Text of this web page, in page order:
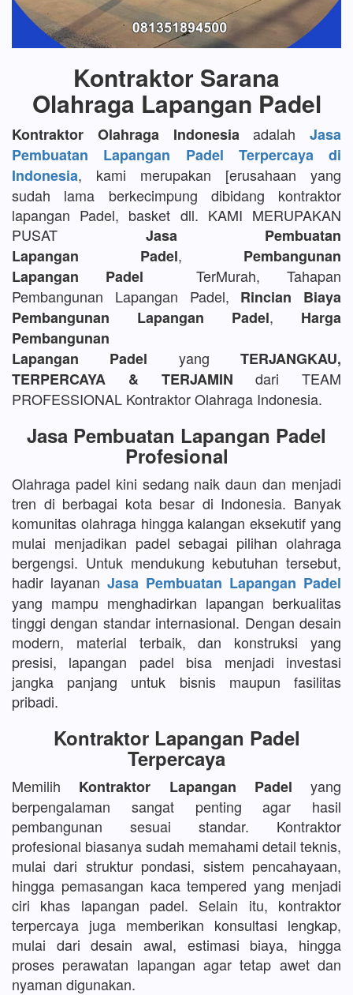
Kontraktor Sarana
Olahraga Lapangan Padel
Kontraktor Olahraga Indonesia adalah Jasa
Pembuatan Lapangan Padel Terpercaya di
Indonesia, kami merupakan [erusahaan yang
sudah lama berkecimpung dibidang kontraktor
lapangan Padel, basket dll. KAMI MERUPAKAN
PUSAT Jasa Pembuatan
Lapangan Padel, Pembangunan
Lapangan Padel TerMurah, Tahapan
Pembangunan Lapangan Padel, Rincian Biaya
Pembangunan Lapangan Padel, Harga
Pembangunan
Lapangan Padel yangTERJANGKAU,
TERPERCAYA & TERJAMIN dari TEAM
PROFESSIONAL Kontraktor Olahraga Indonesia.
Jasa Pembuatan Lapangan Padel
Profesional
Olahraga padel kini sedang naik daun dan menjadi
tren di berbagai kota besar di Indonesia. Banyak
komunitas olahraga hingga kalangan eksekutif yang
mulai menjadikan padel sebagai pilihan olahraga
bergengsi. Untuk mendukung kebutuhan tersebut,
hadir layanan Jasa Pembuatan Lapangan Padel
yang mampu menghadirkan lapangan berkualitas
tinggi dengan standar internasional. Dengan desain
modern, material terbaik, dan konstruksi yang
presisi, lapangan padel bisa menjadi investasi
jangka panjang untuk bisnis maupun fasilitas
pribadi.
Kontraktor Lapangan Padel
Terpercaya
Memilih Kontraktor Lapangan Padel yang
berpengalaman sangat penting agar hasil
pembangunan sesuai standar. Kontraktor
profesional biasanya sudah memahami detail teknis,
mulai dari struktur pondasi, sistem pencahayaan,
hingga pemasangan kaca tempered yang menjadi
ciri khas lapangan padel. Selain itu, kontraktor
terpercaya juga memberikan konsultasi lengkap,
mulai dari desain awal, estimasi biaya, hingga
proses perawatan lapangan agar tetap awet dan
nyaman digunakan.